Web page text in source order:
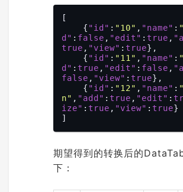
[
    {
"id" : "10" , "name" :
d" : false , "edit" : true ,
true , "view" : true},
    {
"id" : "11" , "name" :
d" : true , "edit" : false ,
false , "view" : true},
    {
"id" : "12" , "name" :
n" , "add" : true , "edit" :
ize" : true , "view" : true}
期望得到的转换后的
下：